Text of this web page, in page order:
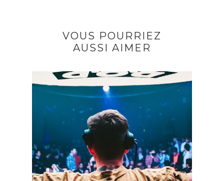
VOUS POURRIEZ
AUSSI AIMER